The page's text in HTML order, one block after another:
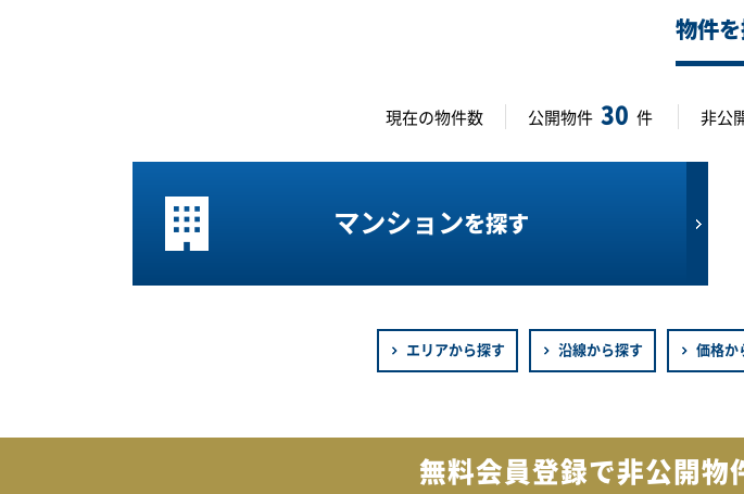
物件
現在の物件数 公開物件 30 件 非公
マンションを探す
エリアから探す 沿線から探す 価格か
無料会員登録で非公開物